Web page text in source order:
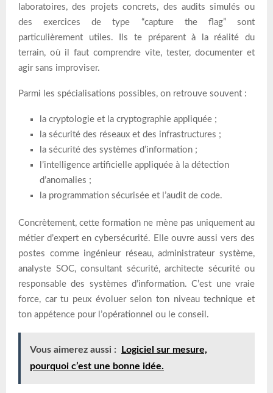
laboratoires, des projets concrets, des audits simulés ou
des exercices de type “capture the flag” sont
particulièrement utiles. Ils te préparent à la réalité du
terrain, où il faut comprendre vite, tester, documenter et
agir sans improviser.
Parmi les spécialisations possibles, on retrouve souvent :
la cryptologie et la cryptographie appliquée ;
la sécurité des réseaux et des infrastructures ;
la sécurité des systèmes d’information ;
l’intelligence artificielle appliquée à la détection
d’anomalies ;
la programmation sécurisée et l’audit de code.
Concrètement, cette formation ne mène pas uniquement au
métier d’expert en cybersécurité. Elle ouvre aussi vers des
postes comme ingénieur réseau, administrateur système,
analyste SOC, consultant sécurité, architecte sécurité ou
responsable des systèmes d’information. C’est une vraie
force, car tu peux évoluer selon ton niveau technique et
ton appétence pour l’opérationnel ou le conseil.
Vous aimerez aussi :
Logiciel sur mesure,
pourquoi c’est une bonne idée.